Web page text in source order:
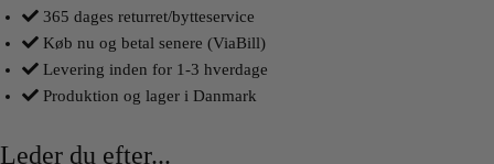
365 dages returret/bytteservice
Køb nu og betal senere (ViaBill)
Levering inden for 1-3 hverdage
Produktion og lager i Danmark
Leder du efter...